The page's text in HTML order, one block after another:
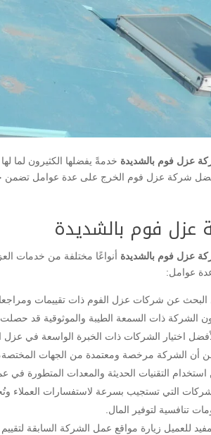
عزل فوم بالشديدة خدمةً يفضلها الكثيرون لما
شركة عزل فوم الخرج على عدة عوامل تضمن
عزل فوم بالشديدة
عزل فوم بالشديدة أنواعًا مختلفة من خدمات
عوامل:
عن شركات عزل الفوم ذات تقييمات ومراجعات
الشركة ذات السمعة الطيبة والموثوقية قد حصلت
اختيار الشركات ذات الخبرة الواسعة في عزل
أن الشركة مرخصة ومعتمدة من الجهات المختصة،
التقنيات الحديثة والمعدات المتطورة في
التي تستجيب بسرعة لاستفسارات العملاء
تنافسية لتوفير المال.
للعميل زيارة مواقع عمل الشركة السابقة لتقييم